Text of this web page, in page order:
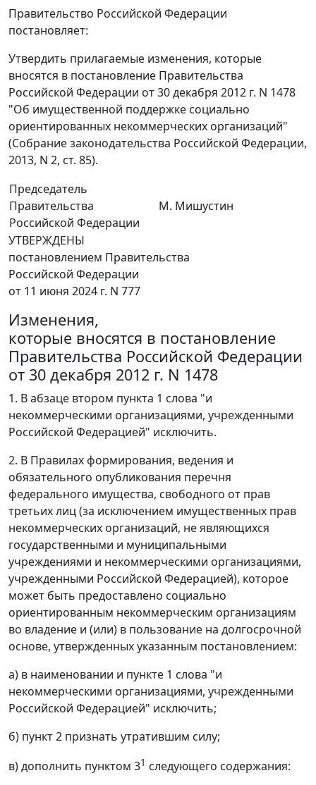
Правительство Российской Федерации
постановляет:
Утвердить прилагаемые изменения, которые
вносятся в постановление Правительства
Российской Федерации от 30 декабря 2012 г. N 1478
"Об имущественной поддержке социально
ориентированных некоммерческих организаций"
(Собрание законодательства Российской Федерации,
2013, N 2, ст. 85).
Председатель
Правительства
Российской Федерации
М. Мишустин
УТВЕРЖДЕНЫ
постановлением Правительства
Российской Федерации
от 11 июня 2024 г. N 777
Изменения,
которые вносятся в постановление
Правительства Российской Федерации
от 30 декабря 2012 г. N 1478
1. В абзаце втором пункта 1 слова "и
некоммерческими организациями, учрежденными
Российской Федерацией" исключить.
2. В Правилах формирования, ведения и
обязательного опубликования перечня
федерального имущества, свободного от прав
третьих лиц (за исключением имущественных прав
некоммерческих организаций, не являющихся
государственными и муниципальными
учреждениями и некоммерческими организациями,
учрежденными Российской Федерацией), которое
может быть предоставлено социально
ориентированным некоммерческим организациям
во владение и (или) в пользование на долгосрочной
основе, утвержденных указанным постановлением:
а) в наименовании и пункте 1 слова "и
некоммерческими организациями, учрежденными
Российской Федерацией" исключить;
б) пункт 2 признать утратившим силу;
в) дополнить пунктом 31 следующего содержания: